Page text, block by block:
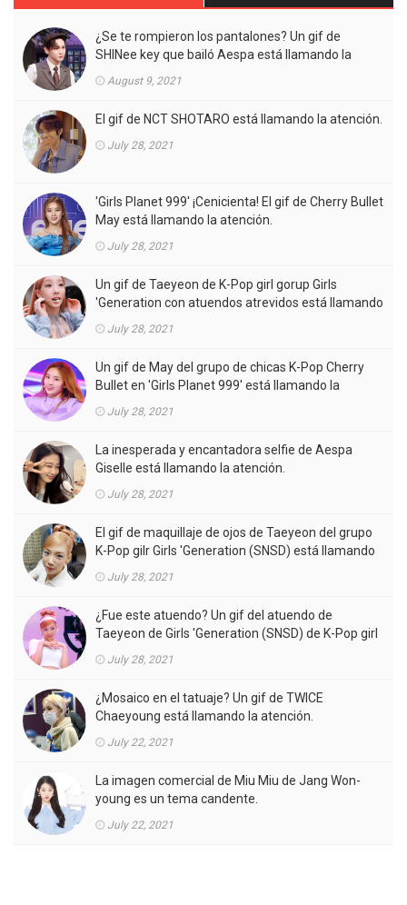
¿Se te rompieron los pantalones? Un gif de
SHINee key que bailó Aespa está llamando la
August 9, 2021
El gif de NCT SHOTARO está llamando la atención.
July 28, 2021
'Girls Planet 999' ¡Cenicienta! El gif de Cherry Bullet
May está llamando la atención.
July 28, 2021
Un gif de Taeyeon de K-Pop girl gorup Girls
'Generation con atuendos atrevidos está llamando
July 28, 2021
Un gif de May del grupo de chicas K-Pop Cherry
Bullet en 'Girls Planet 999' está llamando la
July 28, 2021
La inesperada y encantadora selfie de Aespa
Giselle está llamando la atención.
July 28, 2021
El gif de maquillaje de ojos de Taeyeon del grupo
K-Pop gilr Girls 'Generation (SNSD) está llamando
July 28, 2021
¿Fue este atuendo? Un gif del atuendo de
Taeyeon de Girls 'Generation (SNSD) de K-Pop girl
July 28, 2021
¿Mosaico en el tatuaje? Un gif de TWICE
Chaeyoung está llamando la atención.
July 22, 2021
La imagen comercial de Miu Miu de Jang Won-
young es un tema candente.
July 22, 2021